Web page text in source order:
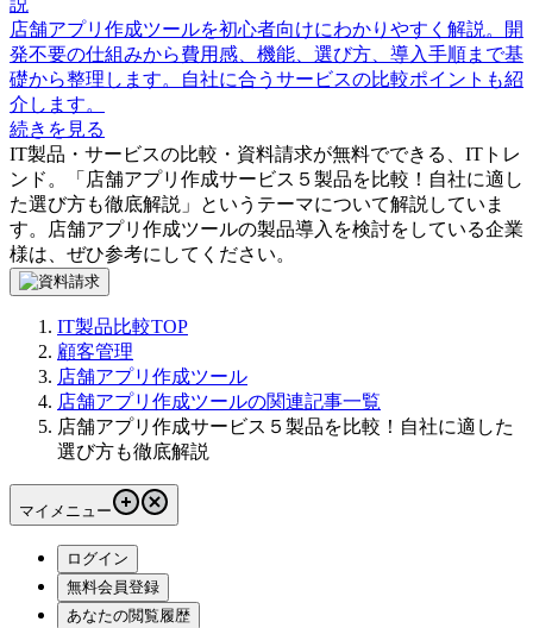
店舗アプリ作成ツールを初心者向けにわかりやすく解説。開
発不要の仕組みから費用感、機能、選び方、導入手順まで基
礎から整理します。自社に合うサービスの比較ポイントも紹
介します。
続きを見る
IT製品・サービスの比較・資料請求が無料でできる、ITトレ
ンド。「 店舗アプリ作成サービス５製品を比較！自社に適し
た選び方も徹底解説 」というテーマについて解説していま
す。
店舗アプリ作成ツールの製品導入を検討をしている企業
様は、ぜひ参考にしてください。
IT製品比較TOP
顧客管理
店舗アプリ作成ツール
店舗アプリ作成ツールの関連記事一覧
店舗アプリ作成サービス５製品を比較！自社に適した
選び方も徹底解説
マイメニュー
ログイン
無料会員登録
あなたの閲覧履歴